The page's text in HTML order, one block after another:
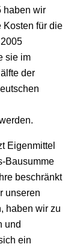
haben wir
Kosten für die
sie im
der
Eigenmittel
Bausumme
beschränkt
unseren
haben wir zu
und
ein